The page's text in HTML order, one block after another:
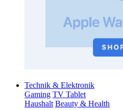
Technik & Elektronik
Gaming TV Tablet
Haushalt Beauty & Health